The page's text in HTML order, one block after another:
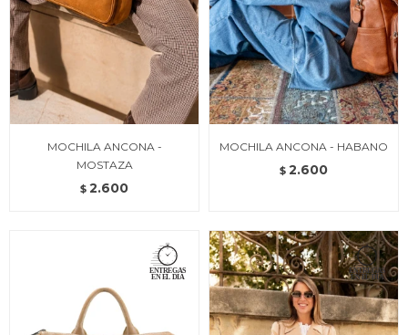
MOCHILA ANCONA -
MOSTAZA
$ 2.600
MOCHILA ANCONA - HABANO
$ 2.600